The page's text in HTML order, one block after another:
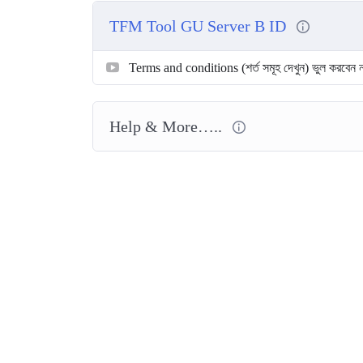
TFM Tool GU Server B ID
Terms and conditions (শর্ত সমূহ দেখুন) ভুল করবেন
Help & More…..